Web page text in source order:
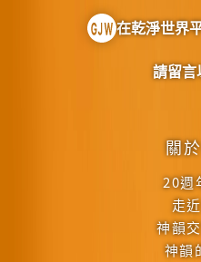
關
20週
走
神韻
神韻
在乾淨世界
請留言